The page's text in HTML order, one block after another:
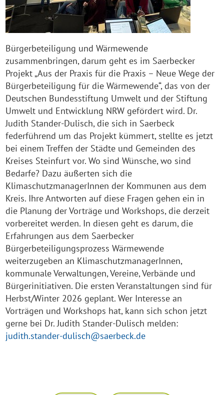
Bürgerbeteiligung und Wärmewende
zusammenbringen, darum geht es im Saerbecker
Projekt „Aus der Praxis für die Praxis – Neue Wege der
Bürgerbeteiligung für die Wärmewende“, das von der
Deutschen Bundesstiftung Umwelt und der Stiftung
Umwelt und Entwicklung NRW gefördert wird. Dr.
Judith Stander-Dulisch, die sich in Saerbeck
federführend um das Projekt kümmert, stellte es jetzt
bei einem Treffen der Städte und Gemeinden des
Kreises Steinfurt vor. Wo sind Wünsche, wo sind
Bedarfe? Dazu äußerten sich die
KlimaschutzmanagerInnen der Kommunen aus dem
Kreis. Ihre Antworten auf diese Fragen gehen ein in
die Planung der Vorträge und Workshops, die derzeit
vorbereitet werden. In diesen geht es darum, die
Erfahrungen aus dem Saerbecker
Bürgerbeteiligungsprozess Wärmewende
weiterzugeben an KlimaschutzmanagerInnen,
kommunale Verwaltungen, Vereine, Verbände und
Bürgerinitiativen. Die ersten Veranstaltungen sind für
Herbst/Winter 2026 geplant. Wer Interesse an
Vorträgen und Workshops hat, kann sich schon jetzt
gerne bei Dr. Judith Stander-Dulisch melden:
judith.stander-dulisch@saerbeck.de